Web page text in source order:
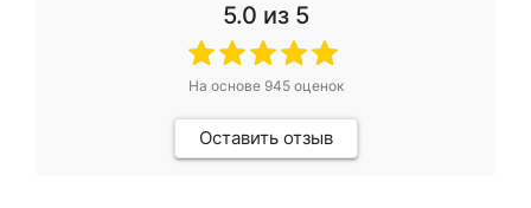
5.0 из 5
На основе 945оценок
Оставить отзыв